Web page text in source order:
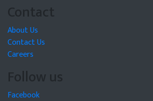
Contact
About Us
Contact Us
Careers
Follow us
Facebook